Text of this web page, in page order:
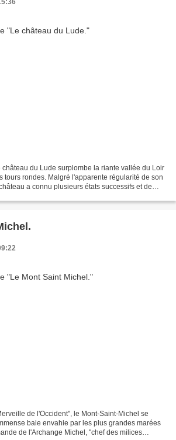
château du Lude surplombe la riante vallée du Loir
tours rondes. Malgré l'apparente régularité de son
a connu plusieurs états successifs et de
de l'Occident", le Mont-Saint-Michel se
baie envahie par les plus grandes marées
de l'Archange Michel, "chef des milices